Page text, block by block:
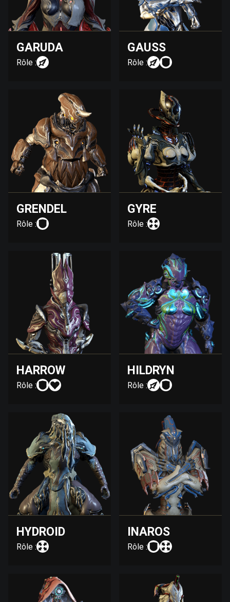
GARUDA
Rôle :
GAUSS
Rôle :
GRENDEL
Rôle :
GYRE
Rôle :
HARROW
Rôle :
HILDRYN
Rôle :
HYDROID
Rôle :
INAROS
Rôle :